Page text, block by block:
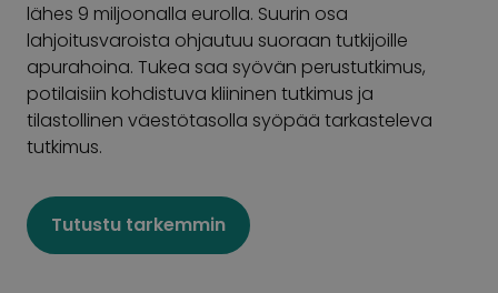
lähes 9 miljoonalla eurolla. Suurin osa
lahjoitusvaroista ohjautuu suoraan tutkijoille
apurahoina. Tukea saa syövän perustutkimus,
potilaisiin kohdistuva kliininen tutkimus ja
tilastollinen väestötasolla syöpää tarkasteleva
tutkimus.
Tutustu tarkemmin